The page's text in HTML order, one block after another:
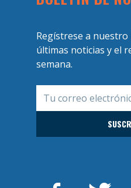
Regístrese a
últimas noticias y el
semana.